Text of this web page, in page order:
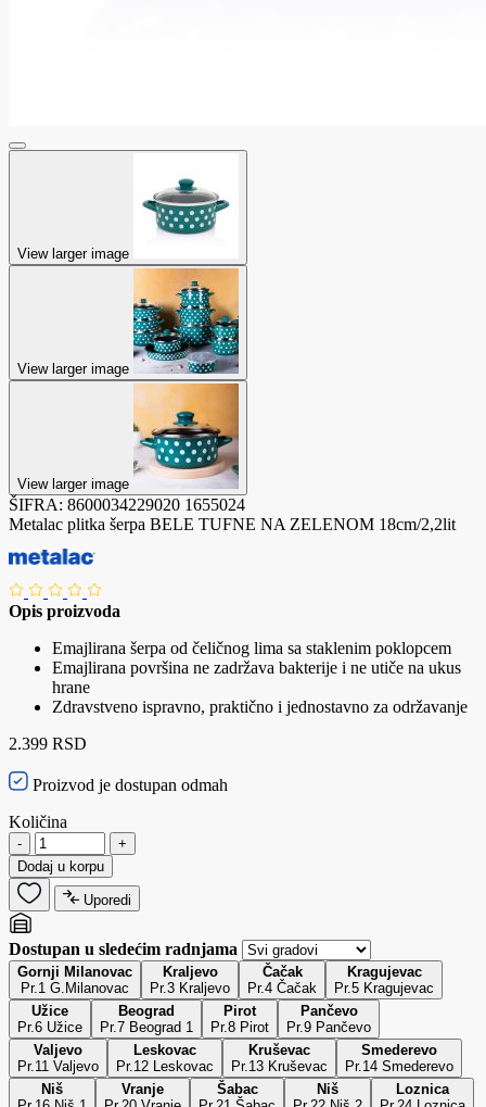
View larger image
View larger image
View larger image
ŠIFRA: 8600034229020 1655024
Metalac plitka šerpa BELE TUFNE NA ZELENOM 18cm/2,2lit
Opis proizvoda
Emajlirana šerpa od čeličnog lima sa staklenim poklopcem
Emajlirana površina ne zadržava bakterije i ne utiče na ukus
hrane
Zdravstveno ispravno, praktično i jednostavno za održavanje
2.399 RSD
Proizvod je dostupan odmah
Količina
-
+
Dodaj u korpu
Uporedi
Dostupan u sledećim radnjama
Gornji Milanovac
Pr.1 G.Milanovac
Kraljevo
Pr.3 Kraljevo
Čačak
Pr.4 Čačak
Kragujevac
Pr.5 Kragujevac
Užice
Pr.6 Užice
Beograd
Pr.7 Beograd 1
Pirot
Pr.8 Pirot
Pančevo
Pr.9 Pančevo
Valjevo
Pr.11 Valjevo
Leskovac
Pr.12 Leskovac
Kruševac
Pr.13 Kruševac
Smederevo
Pr.14 Smederevo
Niš
Vranje
Šabac
Niš
Loznica